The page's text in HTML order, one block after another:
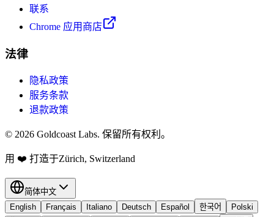
联系
Chrome 应用商店
法律
隐私政策
服务条款
退款政策
© 2026 Goldcoast Labs. 保留所有权利。
用 ❤️ 打造于Zürich, Switzerland
简体中文
English
Français Italiano Deutsch Español 한국어
Polski